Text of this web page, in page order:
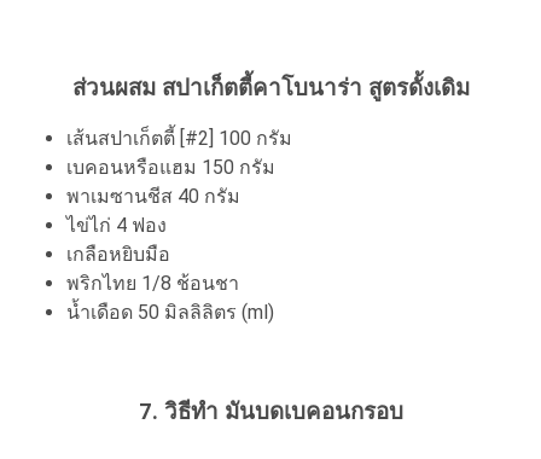
ส่วนผสม สปาเก็ตตี้คาโบนาร่า สูตรดั้งเดิม
เส้นสปาเก็ตตี้ [#2] 100 กรัม
เบคอนหรือแฮม 150 กรัม
พาเมซานชีส 40 กรัม
ไข่ไก่ 4 ฟอง
เกลือหยิบมือ
พริกไทย 1/8 ช้อนชา
น้ำเดือด 50 มิลลิลิตร (ml)
7. วิธีทำ มันบดเบคอนกรอบ